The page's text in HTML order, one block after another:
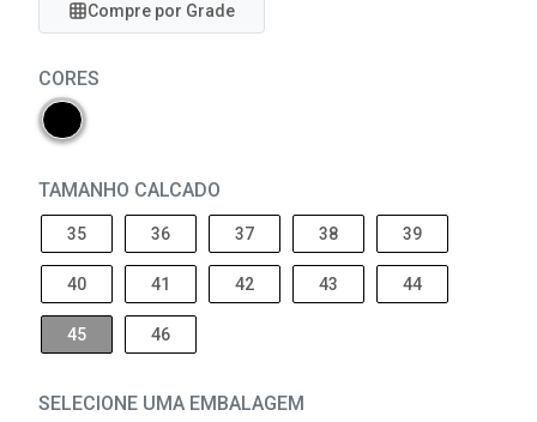
Compre por Grade
CORES
TAMANHO CALCADO
35 36 37 38 39
40 41 42 43 44
45 46
SELECIONE UMA EMBALAGEM